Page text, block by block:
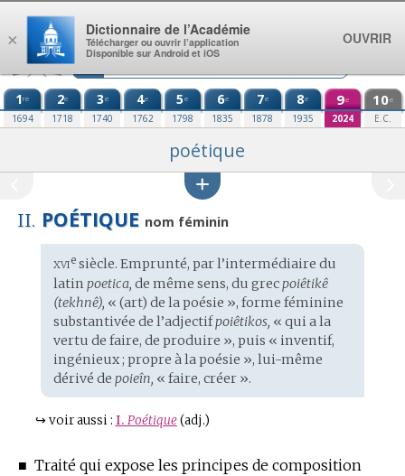
Aller au contenu
1re
1694
2e
1718
3e
1740
4e
1762
5e
1798
6e
1835
7e
1878
8e
1935
9e
2024
10e
E.C.
poétique
II. POÉTIQUE nom féminin
Étymologie
:
xviesiècle. Emprunté, par l’intermédiaire du
latin poetica, de même sens, du grecpoiêtikê
(tekhnê), « (art) de la poésie », forme féminine
substantivée de l’adjectifpoiêtikos, « qui a la
vertu de faire, de produire », puis « inventif,
ingénieux ; propre à la poésie », lui-même
dérivé de poieîn, « faire, créer ».
↪ voir aussi : I. Poétique (adj.)
■ Traité qui expose les principes de composition
×
Dictionnaire de l’Académie
Télécharger ou ouvrir l’application
Disponible sur Android et iOS
OUVRIR